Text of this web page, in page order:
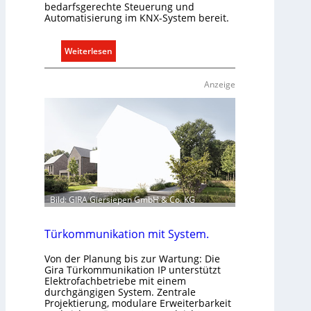
bedarfsgerechte Steuerung und
Automatisierung im KNX-System bereit.
Weiterlesen
R
m
b
e
a
r
f
s
g
Anzeige
Bild: GIRA Giersiepen GmbH & Co. KG
Türkommunikation mit System.
Von der Planung bis zur Wartung: Die
Gira Türkommunikation IP unterstützt
Elektrofachbetriebe mit einem
durchgängigen System. Zentrale
Projektierung, modulare Erweiterbarkeit